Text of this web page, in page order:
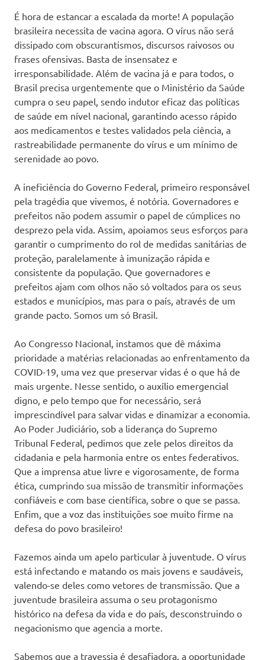
É hora de estancar a escalada da morte! A população
brasileira necessita de vacina agora. O vírus não será
dissipado com obscurantismos, discursos raivosos ou
frases ofensivas. Basta de insensatez e
irresponsabilidade. Além de vacina já e para todos, o
Brasil precisa urgentemente que o Ministério da Saúde
cumpra o seu papel, sendo indutor eficaz das políticas
de saúde em nível nacional, garantindo acesso rápido
aos medicamentos e testes validados pela ciência, a
rastreabilidade permanente do vírus e um mínimo de
serenidade ao povo.
A ineficiência do Governo Federal, primeiro responsável
pela tragédia que vivemos, é notória. Governadores e
prefeitos não podem assumir o papel de cúmplices no
desprezo pela vida. Assim, apoiamos seus esforços para
garantir o cumprimento do rol de medidas sanitárias de
proteção, paralelamente à imunização rápida e
consistente da população. Que governadores e
prefeitos ajam com olhos não só voltados para os seus
estados e municípios, mas para o país, através de um
grande pacto. Somos um só Brasil.
Ao Congresso Nacional, instamos que dê máxima
prioridade a matérias relacionadas ao enfrentamento da
COVID-19, uma vez que preservar vidas é o que há de
mais urgente. Nesse sentido, o auxílio emergencial
digno, e pelo tempo que for necessário, será
imprescindível para salvar vidas e dinamizar a economia.
Ao Poder Judiciário, sob a liderança do Supremo
Tribunal Federal, pedimos que zele pelos direitos da
cidadania e pela harmonia entre os entes federativos.
Que a imprensa atue livre e vigorosamente, de forma
ética, cumprindo sua missão de transmitir informações
confiáveis e com base científica, sobre o que se passa.
Enfim, que a voz das instituições soe muito firme na
defesa do povo brasileiro!
Fazemos ainda um apelo particular à juventude. O vírus
está infectando e matando os mais jovens e saudáveis,
valendo-se deles como vetores de transmissão. Que a
juventude brasileira assuma o seu protagonismo
histórico na defesa da vida e do país, desconstruindo o
negacionismo que agencia a morte.
Sabemos que a travessia é desafiadora, a oportunidade